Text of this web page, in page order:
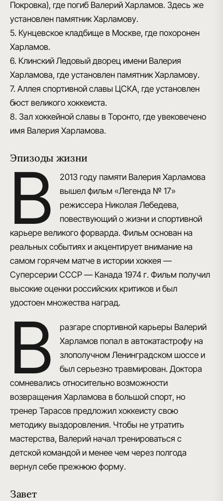
Покровка), где погиб Валерий Харламов. Здесь же
установлен памятник Харламову.
5. Кунцевское кладбище в Москве, где похоронен
Харламов.
6. Клинский Ледовый дворец имени Валерия
Харламова, где установлен памятник Харламову.
7. Аллея спортивной славы ЦСКА, где установлен
бюст великого хоккеиста.
8. Зал хоккейной славы в Торонто, где увековечено
имя Валерия Харламова.
Эпизоды жизни
В
2013 году памяти Валерия Харламова
вышелфильм «Легенда № 17»
режиссера Николая Лебедева,
повествующий о жизни и спортивной
карьере великого форварда. Фильм основан на
реальных событиях и акцентирует внимание на
самом горячем матче в истории хоккея —
Суперсерии СССР — Канада 1974 г. Фильм получил
высокие оценки российских критиков и был
удостоен множества наград.
В
разгаре спортивной карьеры Валерий
Харламов попал в автокатастрофу на
злополучном Ленинградском шоссе и
был серьезно травмирован. Доктора
сомневались относительно возможности
возвращения Харламова в большой спорт, но
тренер Тарасов предложил хоккеисту свою
методику выздоровления. Чтобы не утратить
мастерства, Валерий начал тренироваться с
детской командой и менее чем через полгода
вернул себе прежнюю форму.
Завет